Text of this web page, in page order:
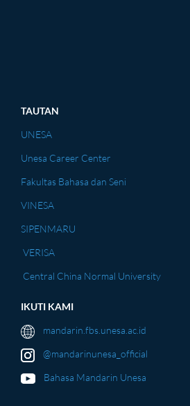
TAUTAN
UNESA
Unesa Career Center
Fakultas Bahasa dan Seni
VINESA
SIPENMARU
VERISA
Central China Normal University
IKUTI KAMI
mandarin.fbs.unesa.ac.id
@mandarinunesa_official
Bahasa Mandarin Unesa